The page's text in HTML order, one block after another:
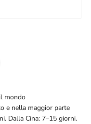
mondo
e nella maggior parte
Dalla Cina: 7–15 giorni.